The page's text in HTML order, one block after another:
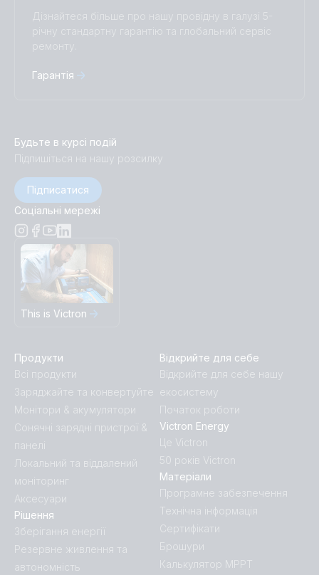
Дізнайтеся більше про нашу провідну в галузі 5-
річну стандартну гарантію та глобальний сервіс
ремонту.
Гарантія
Будьте в курсі подій
Підпишіться на нашу розсилку
Підписатися
Соціальні мережі
This is Victron
Продукти
Всі продукти
Заряджайте та конвертуйте
Монітори & акумулятори
Сонячні зарядні пристрої &
панелі
Локальний та віддалений
моніторинг
Аксесуари
Відкрийте для себе
Відкрийте для себе нашу
екосистему
Початок роботи
Victron Energy
Це Victron
50 років Victron
Рішення
Зберігання енергії
Резервне живлення та
автономність
Матеріали
Програмне забезпечення
Технічна інформація
Сертифікати
Брошури
Калькулятор MPPT